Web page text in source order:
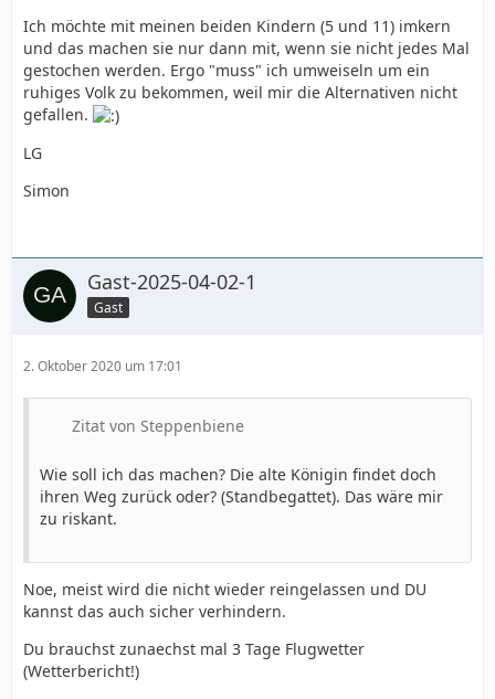
Ich möchte mit meinen beiden Kindern (5 und 11) imkern
und das machen sie nur dann mit, wenn sie nicht jedes Mal
gestochen werden. Ergo "muss" ich umweiseln um ein
ruhiges Volk zu bekommen, weil mir die Alternativen nicht
gefallen.
LG
Simon
Gast-2025-04-02-1
Gast
2. Oktober 2020 um 17:01
Zitat von Steppenbiene
Wie soll ich das machen? Die alte Königin findet doch
ihren Weg zurück oder? (Standbegattet). Das wäre mir
zu riskant.
Noe, meist wird die nicht wieder reingelassen und DU
kannst das auch sicher verhindern.
Du brauchst zunaechst mal 3 Tage Flugwetter
(Wetterbericht!)